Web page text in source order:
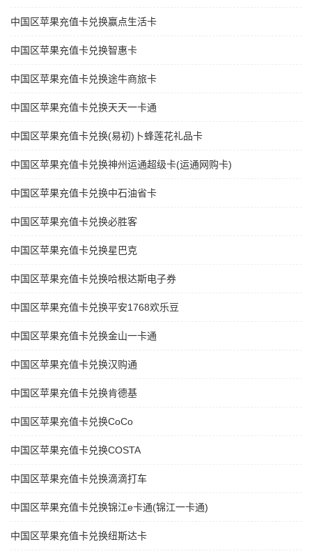
中国区苹果充值卡兑换赢点生活卡
中国区苹果充值卡兑换智惠卡
中国区苹果充值卡兑换途牛商旅卡
中国区苹果充值卡兑换天天一卡通
中国区苹果充值卡兑换(易初)卜蜂莲花礼品卡
中国区苹果充值卡兑换神州运通超级卡(运通网购卡)
中国区苹果充值卡兑换中石油省卡
中国区苹果充值卡兑换必胜客
中国区苹果充值卡兑换星巴克
中国区苹果充值卡兑换哈根达斯电子券
中国区苹果充值卡兑换平安1768欢乐豆
中国区苹果充值卡兑换金山一卡通
中国区苹果充值卡兑换汉购通
中国区苹果充值卡兑换肯德基
中国区苹果充值卡兑换CoCo
中国区苹果充值卡兑换COSTA
中国区苹果充值卡兑换滴滴打车
中国区苹果充值卡兑换锦江e卡通(锦江一卡通)
中国区苹果充值卡兑换纽斯达卡